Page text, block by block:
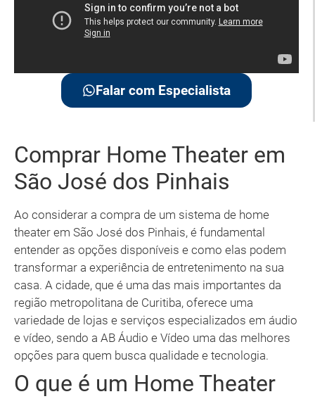
Falar com Especialista
Comprar Home Theater em
São José dos Pinhais
Ao considerar a compra de um sistema de home
theater em São José dos Pinhais, é fundamental
entender as opções disponíveis e como elas podem
transformar a experiência de entretenimento na sua
casa. A cidade, que é uma das mais importantes da
região metropolitana de Curitiba, oferece uma
variedade de lojas e serviços especializados em áudio
e vídeo, sendo a AB Áudio e Vídeo uma das melhores
opções para quem busca qualidade e tecnologia.
O que é um Home Theater